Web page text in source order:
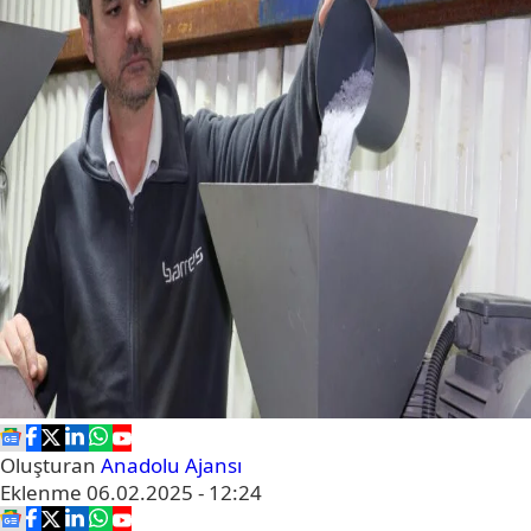
Oluşturan Anadolu Ajansı
Eklenme 06.02.2025 - 12:24